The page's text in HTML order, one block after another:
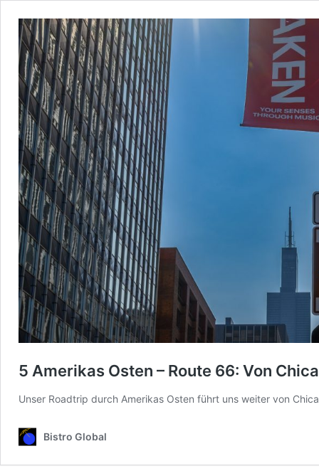
5 Amerikas Osten – Route 66: Von
Unser Roadtrip durch Amerikas Osten führt uns weiter von
Bistro Global